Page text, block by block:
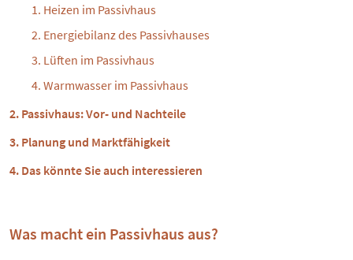
Heizen im Passivhaus
Energiebilanz des Passivhauses
Lüften im Passivhaus
Warmwasser im Passivhaus
Passivhaus: Vor- und Nachteile
Planung und Marktfähigkeit
Das könnte Sie auch interessieren
Was macht ein Passivhaus aus?